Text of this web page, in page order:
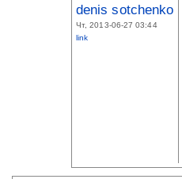
denis sotchenko
Чт, 2013-06-27 03:44
link